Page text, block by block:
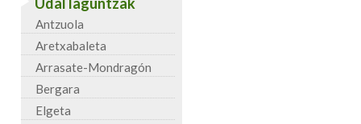
Antzuola
Aretxabaleta
Arrasate-Mondragón
Bergara
Elgeta